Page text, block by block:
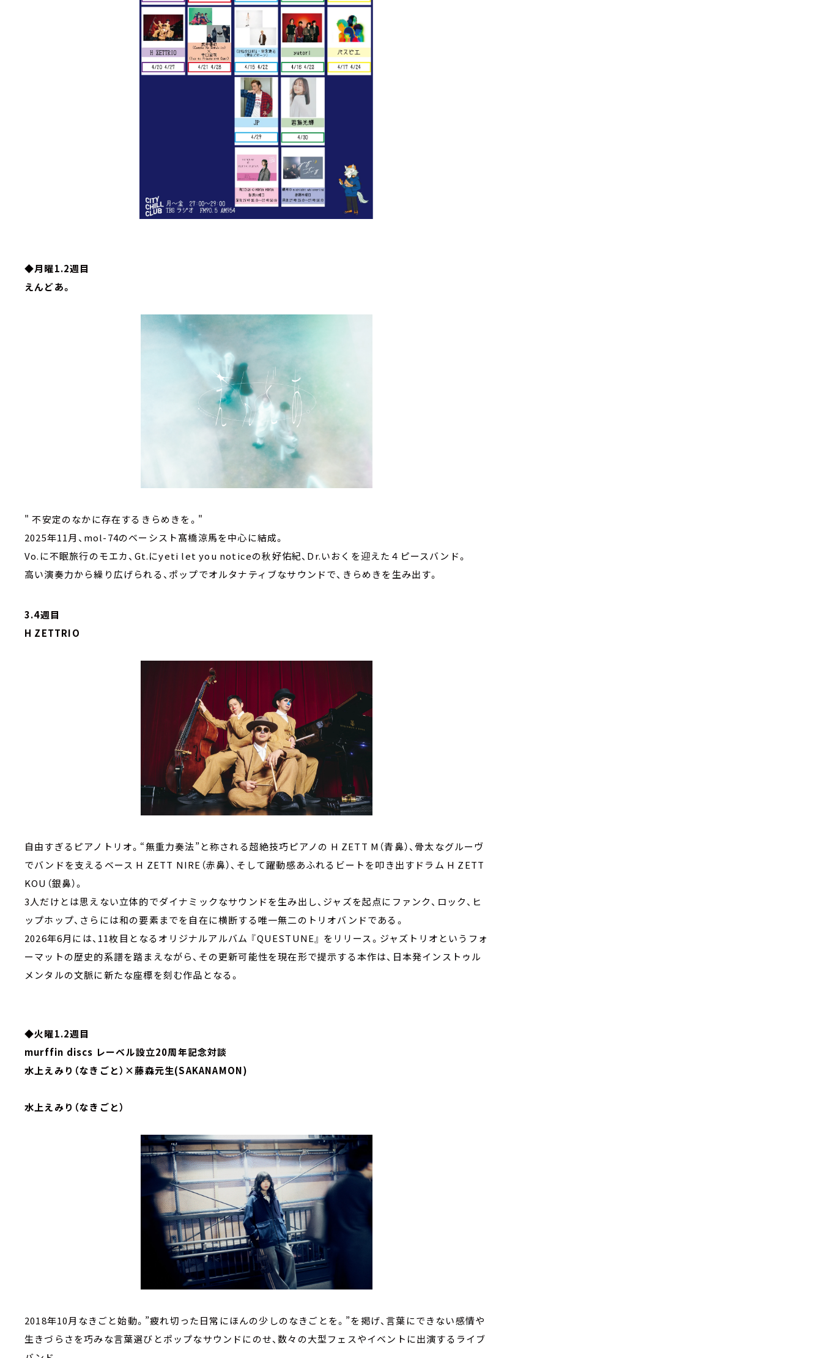
◆月曜1.2週目
えんどあ。
" 不安定のなかに存在するきらめきを。"
2025年11月、mol-74のベーシスト髙橋涼馬を中心に結成。
Vo.に不眠旅行のモエカ、Gt.にyeti let you noticeの秋好佑紀、Dr.いおくを迎えた４ピースバンド。
高い演奏力から繰り広げられる、ポップでオルタナティブなサウンドで、きらめきを生み出す。
3.4週目
H ZETTRIO
自由すぎるピアノトリオ。“無重力奏法”と称される超絶技巧ピアノの H ZETT M（青鼻）、骨太なグルーヴ
でバンドを支えるベース H ZETT NIRE（赤鼻）、そして躍動感あふれるビートを叩き出すドラム H ZETT
KOU（銀鼻）。
3人だけとは思えない立体的でダイナミックなサウンドを生み出し、ジャズを起点にファンク、ロック、ヒ
ップホップ、さらには和の要素までを自在に横断する唯一無二のトリオバンドである。
2026年6月には、11枚目となるオリジナルアルバム 『QUESTUNE』 をリリース。ジャズトリオというフォ
ーマットの歴史的系譜を踏まえながら、その更新可能性を現在形で提示する本作は、日本発インストゥル
メンタルの文脈に新たな座標を刻む作品となる。
◆火曜1.2週目
murffin discs レーベル設立20周年記念対談
水上えみり（なきごと）×藤森元生(SAKANAMON)
水上えみり（なきごと）
2018年10月なきごと始動。”疲れ切った日常にほんの少しのなきごとを。”を掲げ、言葉にできない感情や
生きづらさを巧みな言葉選びとポップなサウンドにのせ、数々の大型フェスやイベントに出演するライブ